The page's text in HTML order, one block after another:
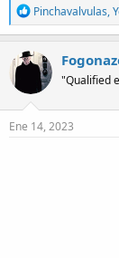
R
e
a
c
t
o
n
s
Pinchavalvulas,
"Qualified
Ene 14, 2023